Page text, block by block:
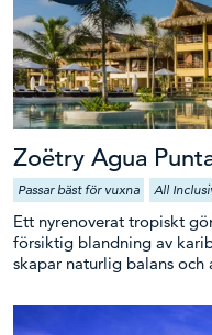
Zoëtry Agua
Passar bäst för vuxna All
Ett nyrenoverat tropiskt
försiktig blandning av
skapar naturlig balans och